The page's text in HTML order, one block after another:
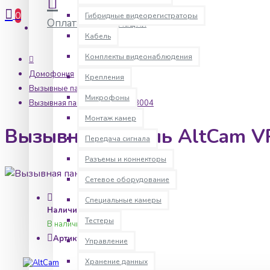
Оплата Информация
Гибридные видеорегистраторы
Кабель
Комплекты видеонаблюдения
Крепления
Микрофоны
Монтаж камер
Передача сигнала
Разъемы и коннекторы
Сетевое оборудование
Специальные камеры
Тестеры
Управление
Хранение данных
0
Домофония
Вызывные панели
Вызывная панель AltCam VP8004
Вызывная панель AltCam
Наличие:
В наличии
Артикул: alc0107